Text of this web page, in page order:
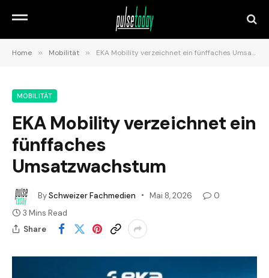
Home » Mobilität » EKA Mobility verzeichnet ein fünffaches Umsatzwachstum
MOBILITÄT
EKA Mobility verzeichnet ein
fünffaches
Umsatzwachstum
BySchweizer Fachmedien Mai 8, 2026
0
3 Mins Read
Share